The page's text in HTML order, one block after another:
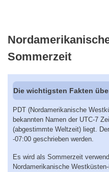
Sommerzeit
Die wichtigsten Fakten
PDT (Nordamerikanische
bekannten Namen der UTC-7
(abgestimmte Weltzeit) liegt.
-07:00 geschrieben werden.
Es wird als Sommerzeit
Nordamerikanische